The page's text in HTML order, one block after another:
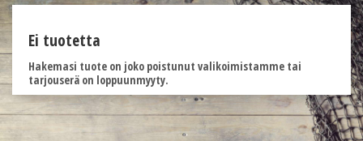
Ei tuotetta
Hakemasi tuote on joko poistunut valikoimistamme tai
tarjouserä on loppuunmyyty.